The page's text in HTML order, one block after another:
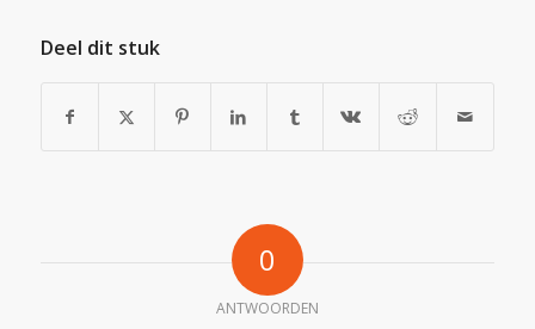
Deel dit stuk
0
ANTWOORDEN